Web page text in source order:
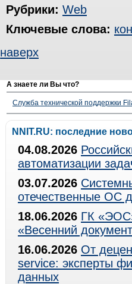
Рубрики: Web
Ключевые слова:
наверх
А знаете ли Вы что?
Служба технической поддержки
NNIT.RU: последние
04.08.2026
автоматизации
03.07.2026
отечественные ОС
18.06.2026 ГК
«Весенний
16.06.2026 От
service: эксперты
данных